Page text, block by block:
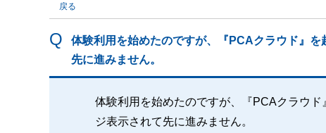
戻る
体験利用を始めたのですが、『PCAクラウド』
先に進みません。
体験利用を始めたのですが、『PCAクラウ
ジ表示されて先に進みません。